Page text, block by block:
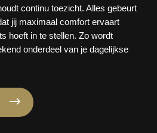
continu toezicht. Alles gebeurt
jij maximaal comfort ervaart
hoeft in te stellen. Zo wordt
onderdeel van je dagelijkse